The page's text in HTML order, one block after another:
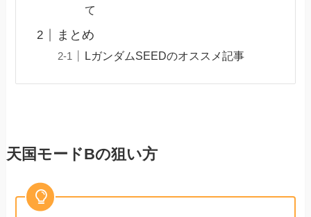
て
まとめ
LガンダムSEEDのオススメ記事
天国モードBの狙い方